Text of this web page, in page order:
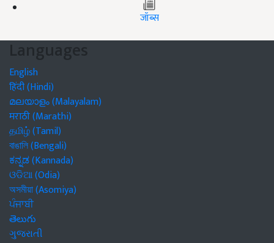
जॉब्स
Languages
English
हिंदी (Hindi)
മലയാളം (Malayalam)
मराठी (Marathi)
தமிழ் (Tamil)
বাঙালি (Bengali)
ಕನ್ನಡ (Kannada)
ଓଡିଆ (Odia)
অসমীয়া (Asomiya)
ਪੰਜਾਬੀ
తెలుగు
ગુજરાતી